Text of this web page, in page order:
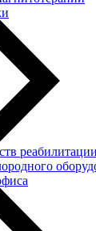
реабилитации